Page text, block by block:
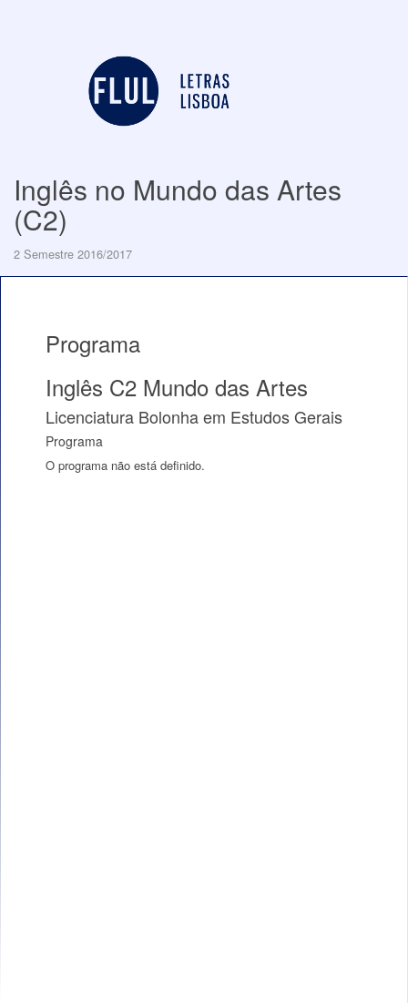
Inglês no Mundo das Artes
(C2)
2 Semestre 2016/2017
Programa
Inglês C2 Mundo das Artes
Licenciatura Bolonha em Estudos Gerais
Programa
O programa não está definido.